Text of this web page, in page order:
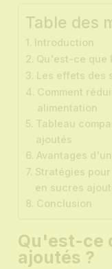
Table des
Introduction
Qu'est-ce que
Les effets des
Comment
alimentation
Tableau
ajoutés
Avantages
Stratégies
en sucres
Conclusion
Qu'est-ce
ajoutés ?